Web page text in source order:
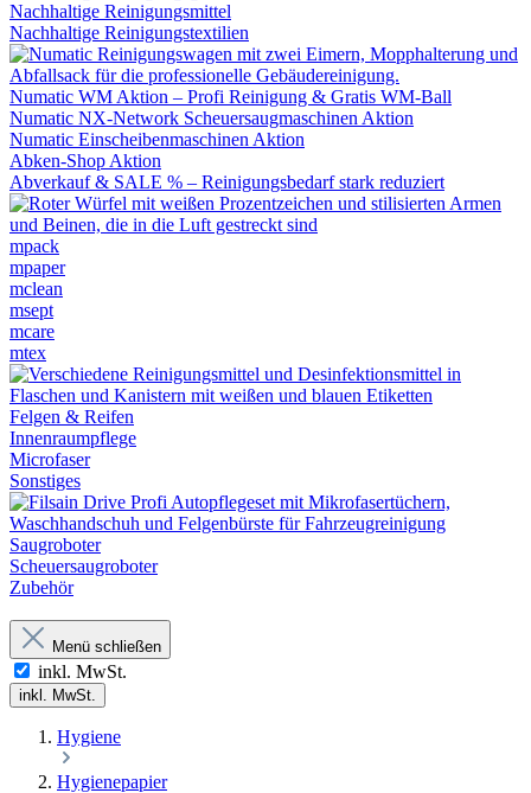
Nachhaltige Reinigungsmittel
Nachhaltige Reinigungstextilien
Numatic WM Aktion – Profi Reinigung & Gratis WM-Ball
Numatic NX-Network Scheuersaugmaschinen Aktion
Numatic Einscheibenmaschinen Aktion
Abken-Shop Aktion
Abverkauf & SALE % – Reinigungsbedarf stark reduziert
mpack
mpaper
mclean
msept
mcare
mtex
Felgen & Reifen
Innenraumpflege
Microfaser
Sonstiges
Saugroboter
Scheuersaugroboter
Zubehör
Menü schließen
inkl. MwSt.
inkl. MwSt.
Hygiene
Hygienepapier